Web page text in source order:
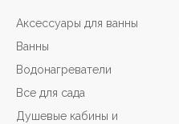
Аксессуары для ванны
Ванны
Водонагреватели
Все для сада
Душевые кабины и